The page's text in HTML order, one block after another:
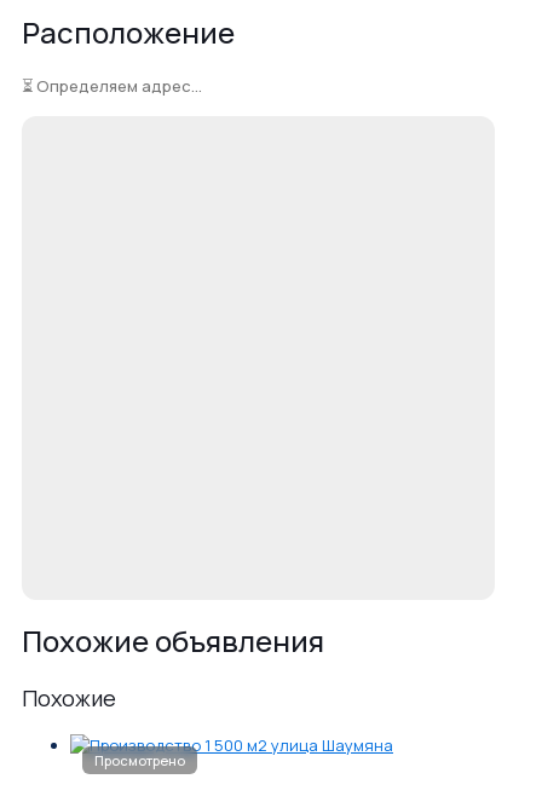
Расположение
⏳ Определяем адрес...
Похожие объявления
Похожие